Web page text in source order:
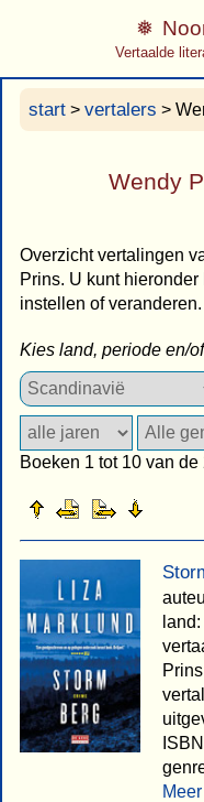
Vertaalde
start > vertalers >
Wendy
Overzicht vertalingen
Prins. U kunt hieronder
instellen of veranderen.
Kies land, periode en/
Boeken 1 tot 10 van de
Prins